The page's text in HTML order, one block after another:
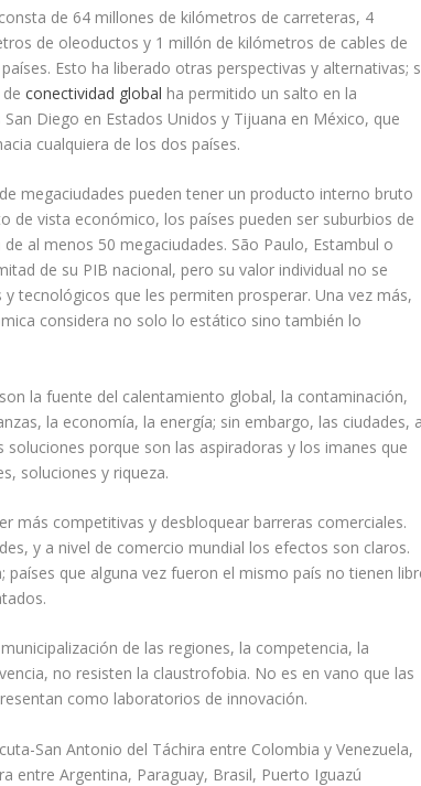
de 64 millones de kilómetros de carreteras, 4
de oleoductos y 1 millón de kilómetros de cables de
Esto ha liberado otras perspectivas y alternativas;
deconectividad global ha permitido un salto en la
Diego en Estados Unidos y Tijuana en México, que
cualquiera de los dos países.
megaciudades pueden tener un producto interno bruto
de vista económico, los países pueden ser suburbios de
al menos 50 megaciudades. São Paulo, Estambul o
de su PIB nacional, pero su valor individual no se
tecnológicos que les permiten prosperar. Una vez más,
considera no solo lo estático sino también lo
la fuente del calentamiento global, la contaminación,
la economía, la energía; sin embargo, las ciudades,
porque son las aspiradoras y los imanes que
soluciones y riqueza.
más competitivas y desbloquear barreras comerciales.
y a nivel de comercio mundial los efectos son claros.
países que alguna vez fueron el mismo país no tienen
de las regiones, la competencia, la
no resisten la claustrofobia. No es en vano que las
como laboratorios de innovación.
San Antonio del Táchira entre Colombia y Venezuela,
entre Argentina, Paraguay, Brasil, Puerto Iguazú